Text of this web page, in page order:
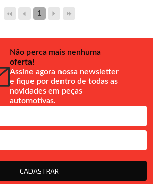
1
Não perca mais nenhuma
oferta!
Assine agora nossa newsletter
e fique por dentro de todas as
novidades em peças
automotivas.
CADASTRAR